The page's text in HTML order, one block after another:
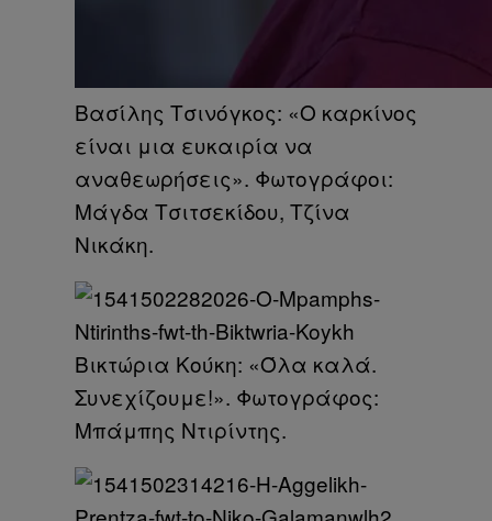
Βασίλης Τσινόγκος: «Ο καρκίνος
είναι μια ευκαιρία να
αναθεωρήσεις». Φωτογράφοι:
Μάγδα Τσιτσεκίδου, Τζίνα
Νικάκη.
Βικτώρια Κούκη: «Όλα καλά.
Συνεχίζουμε!». Φωτογράφος:
Μπάμπης Ντιρίντης.